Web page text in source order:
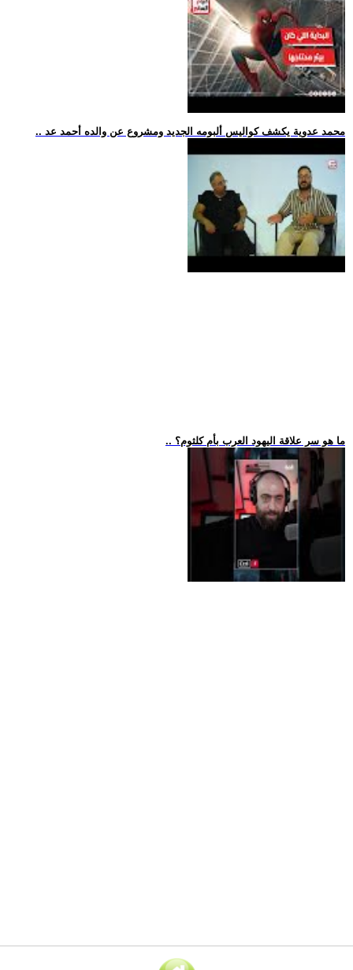
.. محمد عدوية يكشف كواليس ألبومه الجديد ومشروع عن والده أحمد عد
.. ما هو سر علاقة اليهود العرب بأم كلثوم؟